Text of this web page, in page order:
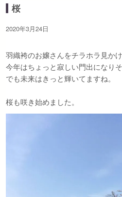
桜
2020年3月24日
羽織袴のお嬢さんをチラホラ見か
今年はちょっと寂しい門出になり
でも未来はきっと輝いてますね。
桜も咲き始めました。